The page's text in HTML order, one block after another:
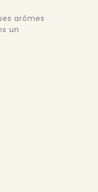
arômes
un